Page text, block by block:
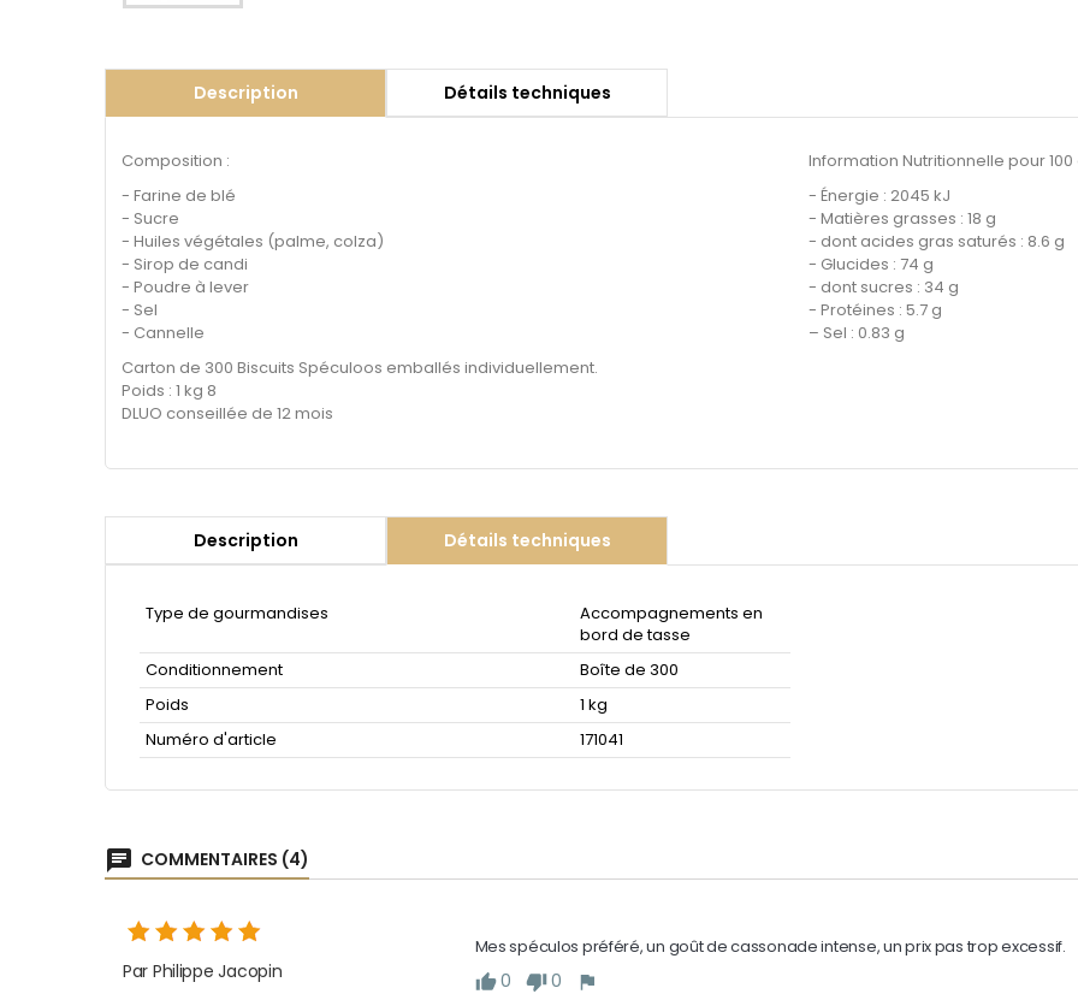
Description Détails techniques
Composition :
- Farine de blé
- Sucre
- Huiles végétales (palme, colza)
- Sirop de candi
- Poudre à lever
- Sel
- Cannelle
Information Nutritionnelle pour 100
- Énergie : 2045 kJ
- Matières grasses : 18 g
- dont acides gras saturés : 8.6 g
- Glucides : 74 g
- dont sucres : 34 g
- Protéines : 5.7 g
– Sel : 0.83 g
Carton de 300 Biscuits Spéculoos emballés individuellement.
Poids : 1 kg 8
DLUO conseillée de 12 mois
Description Détails techniques
Type de gourmandises
Accompagnements en
bord de tasse
Conditionnement
Boîte de 300
Poids
1 kg
Numéro d'article
171041
chat COMMENTAIRES (4)
Par Philippe Jacopin
Mes spéculos préféré, un goût de cassonade intense, un prix pas trop excessif.
thumb_up 0 thumb_down 0 flag